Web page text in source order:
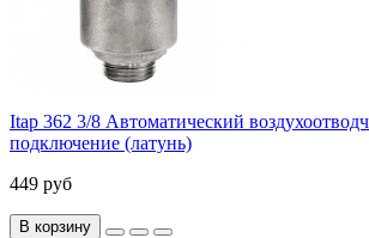
Itap 362 3/8 Автоматический
подключение (латунь)
449 руб
В корзину